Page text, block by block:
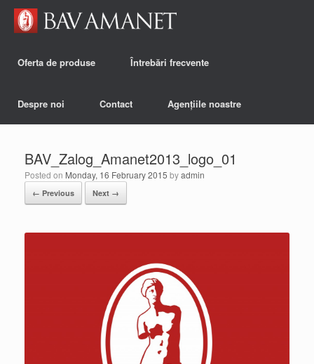
Oferta de produse Întrebări frecvente
Despre noi Contact Agențiile noastre
BAV_Zalog_Amanet2013_logo_01
Posted on Monday, 16 February 2015 byadmin
← Previous Next →